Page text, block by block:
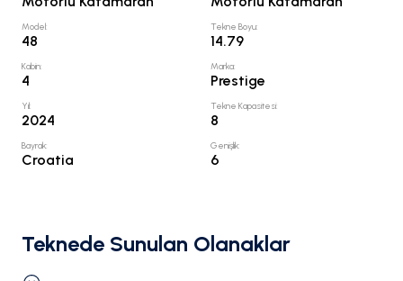
Model:
48
Tekne Boyu:
14.79
Kabin:
4
Marka:
Prestige
Yıl:
2024
Tekne Kapasitesi:
8
Bayrak:
Croatia
Genişlik:
6
Teknede Sunulan Olanaklar